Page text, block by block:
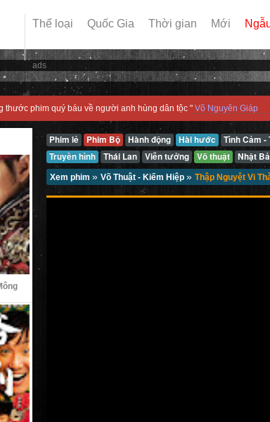
Thể loại Quốc Gia Thời gian Mới
ads
thước phim quý báu về người anh hùng dân tộc " Võ Nguyên Giáp
Phim lẻ Phim Bộ Hành động Hài hước Tình Cảm -
Truyền hình
Thái Lan Viễn tưởng Võ thuật Nhật
Xem phim » Võ Thuật - Kiếm Hiệp » Thập Nguyệt Vi